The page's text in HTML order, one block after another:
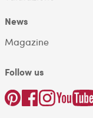
News
Magazine
Follow us